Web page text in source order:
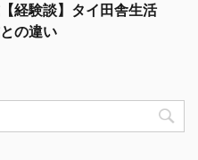
経験談】タイ田舎生活
の違い